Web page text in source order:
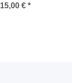
15,00 € *